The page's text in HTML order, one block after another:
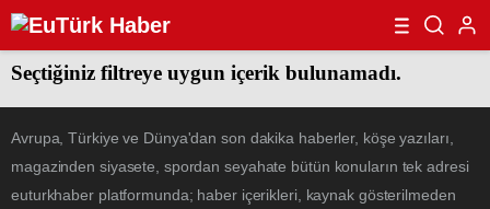
Seçtiğiniz filtreye uygun içerik bulunamadı.
Avrupa, Türkiye ve Dünya'dan son dakika haberler, köşe yazıları,
magazinden siyasete, spordan seyahate bütün konuların tek adresi
euturkhaber platformunda; haber içerikleri, kaynak gösterilmeden